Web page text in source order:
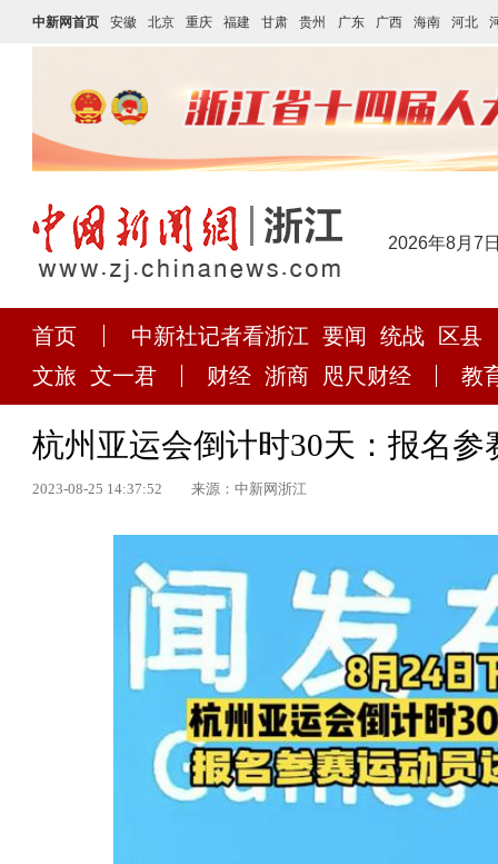
中新网首页 安徽 北京 重庆 福建 甘肃 贵州 广东 广西 海南 河北
2026年8月7
首页 中新社记者看浙江 要闻 统战
区县
文旅 文一君 财经 浙商 咫尺财经 教
杭州亚运会倒计时30天：报名参
2023-08-25 14:37:52 来源：中新网浙江